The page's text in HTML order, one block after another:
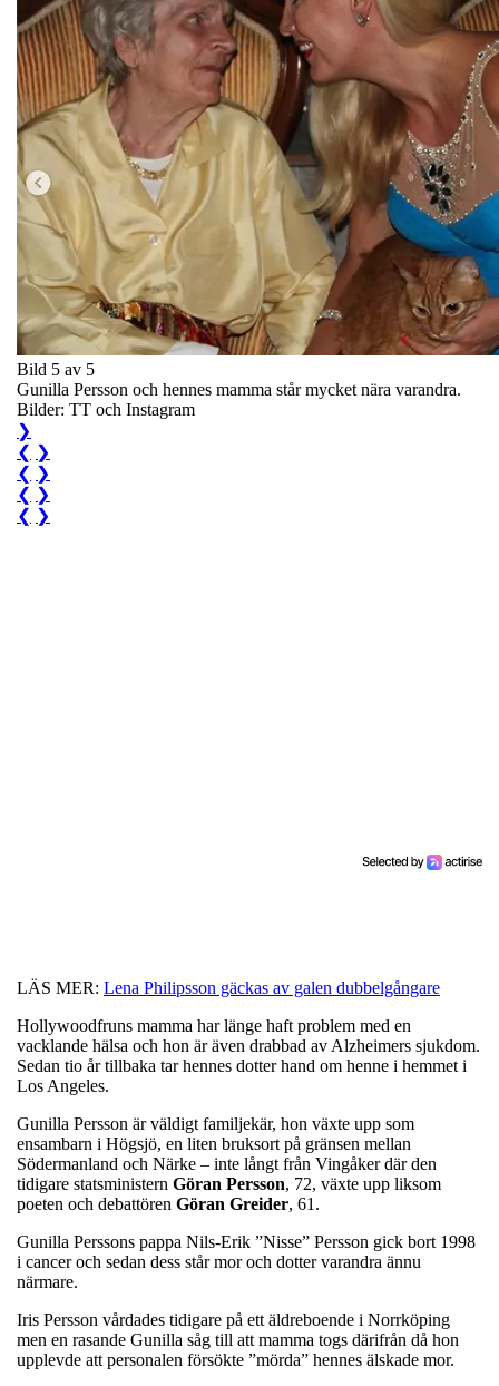
Bild 5 av 5
Gunilla Persson och hennes mamma står mycket nära varandra.
Bilder: TT och Instagram
❯
❮ ❯
❮ ❯
❮ ❯
❮ ❯
LÄS MER: Lena Philipsson gäckas av galen dubbelgångare
Hollywoodfruns mamma har länge haft problem med en
vacklande hälsa och hon är även drabbad av Alzheimers sjukdom.
Sedan tio år tillbaka tar hennes dotter hand om henne i hemmet i
Los Angeles.
Gunilla Persson är väldigt familjekär, hon växte upp som
ensambarn i Högsjö, en liten bruksort på gränsen mellan
Södermanland och Närke – inte långt från Vingåker där den
tidigare statsministern Göran Persson, 72, växte upp liksom
poeten och debattören Göran Greider, 61.
Gunilla Perssons pappa Nils-Erik ”Nisse” Persson gick bort 1998
i cancer och sedan dess står mor och dotter varandra ännu
närmare.
Iris Persson vårdades tidigare på ett äldreboende i Norrköping
men en rasande Gunilla såg till att mamma togs därifrån då hon
upplevde att personalen försökte ”mörda” hennes älskade mor.